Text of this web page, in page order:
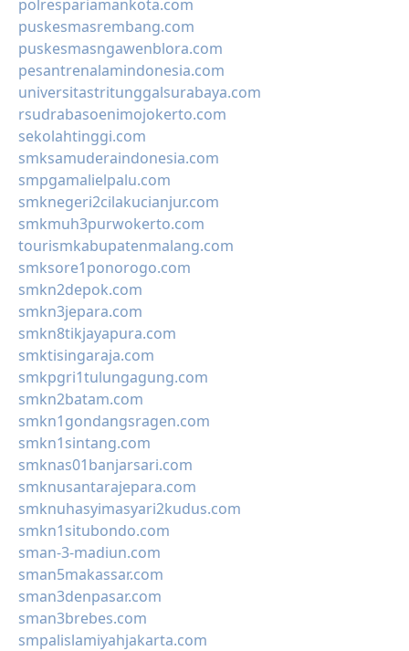
polrespariamankota.com
puskesmasrembang.com
puskesmasngawenblora.com
pesantrenalamindonesia.com
universitastritunggalsurabaya.com
rsudrabasoenimojokerto.com
sekolahtinggi.com
smksamuderaindonesia.com
smpgamalielpalu.com
smknegeri2cilakucianjur.com
smkmuh3purwokerto.com
tourismkabupatenmalang.com
smksore1ponorogo.com
smkn2depok.com
smkn3jepara.com
smkn8tikjayapura.com
smktisingaraja.com
smkpgri1tulungagung.com
smkn2batam.com
smkn1gondangsragen.com
smkn1sintang.com
smknas01banjarsari.com
smknusantarajepara.com
smknuhasyimasyari2kudus.com
smkn1situbondo.com
sman-3-madiun.com
sman5makassar.com
sman3denpasar.com
sman3brebes.com
smpalislamiyahjakarta.com